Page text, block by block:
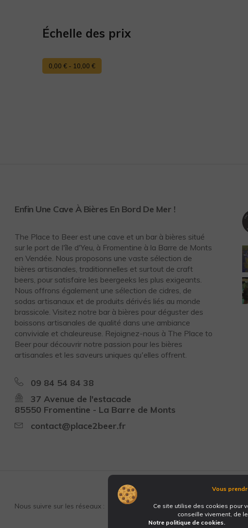
Échelle des prix
0,00 € - 10,00 €
Enfin Une Cave À Bières En Bord De Mer !
The Place to Beer est une cave et un bar à bières situé
sur le port de l'île d'Yeu, à Fromentine à la Barre de Monts
en Vendée. Nous proposons une vaste sélection de
bières artisanales, traditionnelles et surtout de craft
beers, pour satisfaire les beergeeks les plus exigeants.
Nous offrons également une sélection de cidres, de
sodas artisanaux et de produits dérivés liés au monde
brassicole. Visitez notre bar à bières pour déguster des
boissons artisanales de qualité dans une ambiance
conviviale et chaleureuse. Rejoignez-nous à The Place to
Beer pour découvrir notre passion pour les bières
artisanales et les saveurs uniques qu'elles offrent.
09 84 54 84 38
37 Avenue de l'estacade
85550 Fromentine - La Barre de Monts
contact@place2beer.fr
Vous
Ce site utilise des cookies pour
conseille vivement, de
Notre politique de cookies.
Nous suivre sur les réseaux :